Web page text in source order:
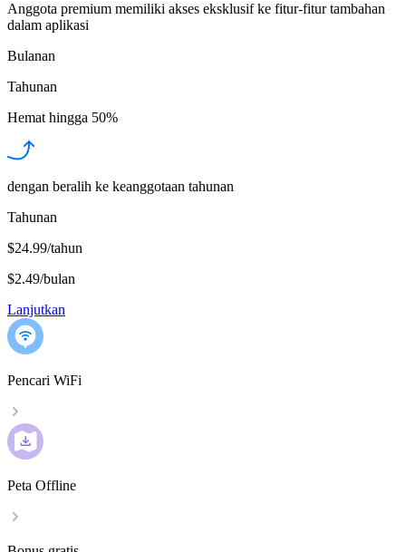
Anggota premium memiliki akses eksklusif ke fitur-fitur tambahan
dalam aplikasi
Bulanan
Tahunan
Hemat hingga 50%
dengan beralih ke keanggotaan tahunan
Tahunan
$24.99/tahun
$2.49/bulan
Lanjutkan
Pencari WiFi
Peta Offline